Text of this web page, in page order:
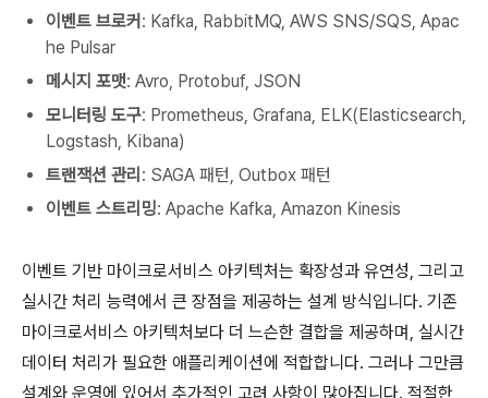
이벤트 브로커 : Kafka, RabbitMQ, AWS SNS/SQS, Apac
he Pulsar
메시지 포맷: Avro, Protobuf, JSON
모니터링 도구: Prometheus, Grafana, ELK(Elasticsearch,
Logstash, Kibana)
트랜잭션 관리 : SAGA 패턴, Outbox 패턴
이벤트 스트리밍: Apache Kafka, Amazon Kinesis
이벤트 기반 마이크로서비스 아키텍처는 확장성과 유연성, 그리고
실시간 처리 능력에서 큰 장점을 제공하는 설계 방식입니다. 기존
마이크로서비스 아키텍처보다 더 느슨한 결합을 제공하며, 실시간
데이터 처리가 필요한 애플리케이션에 적합합니다. 그러나 그만큼
설계와 운영에 있어서 추가적인 고려 사항이 많아집니다. 적절한